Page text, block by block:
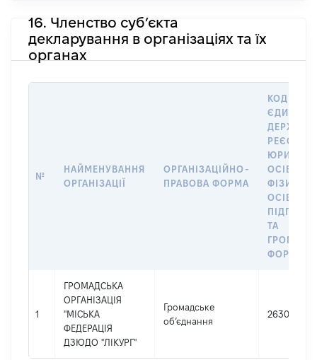
16. Членство суб’єкта
декларування в організаціях та їх
органах
№
НАЙМЕНУВАННЯ
ОРГАНІЗАЦІЇ
ОРГАНІЗАЦІЙНО-
ПРАВОВА ФОРМА
КОД В
РЕЄСТРІ
ОСІБ,
ОСІБ –
ТА
1
ГРОМАДСЬКА
ОРГАНІЗАЦІЯ
"МІСЬКА
ФЕДЕРАЦІЯ
ДЗЮДО "ЛІКУРГ"
Громадське
об’єднання
26304759